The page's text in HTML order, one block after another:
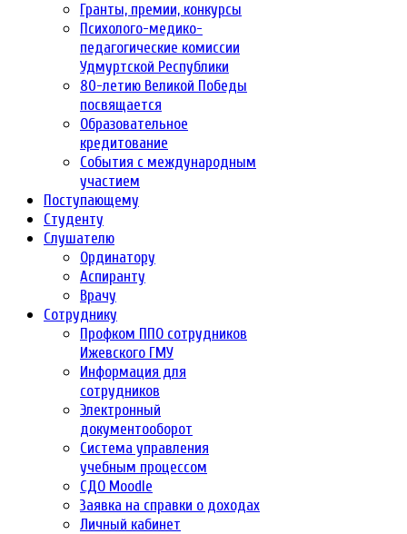
Гранты, премии, конкурсы
Психолого-медико-
педагогические комиссии
Удмуртской Республики
80-летию Великой Победы
посвящается
Образовательное
кредитование
События с международным
участием
Поступающему
Студенту
Слушателю
Ординатору
Аспиранту
Врачу
Сотруднику
Профком ППО сотрудников
Ижевского ГМУ
Информация для
сотрудников
Электронный
документооборот
Система управления
учебным процессом
СДО Moodle
Заявка на справки о доходах
Личный кабинет